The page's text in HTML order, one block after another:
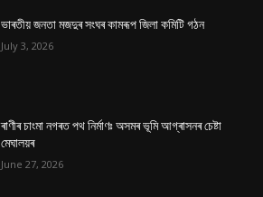
ভাৰতীয় জনতা মজদুৰ সংঘৰ কামৰূপ জিলা কমিটি গঠন
July 3, 2026
ৰাণীৰ চাংমা নগৰত পথ নিৰ্মাণঃ অসমৰ ভূমি আগ্ৰাসনৰ চেষ্টা
মেঘালয়ৰ
June 27, 2026